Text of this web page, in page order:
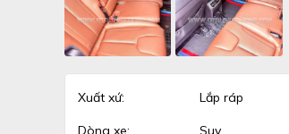
Xuất xứ: Lắp ráp
Dòng xe: Suv